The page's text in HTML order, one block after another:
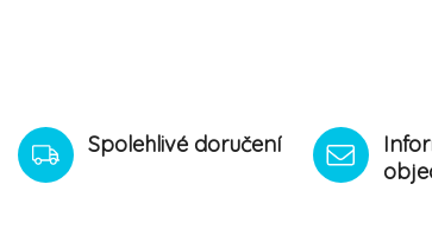
Spolehlivé doručení